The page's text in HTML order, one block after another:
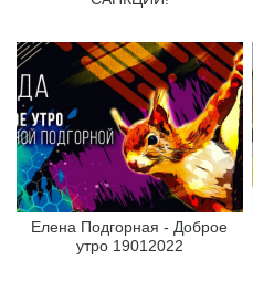
Елена Подгорная - Доброе
утро 19012022